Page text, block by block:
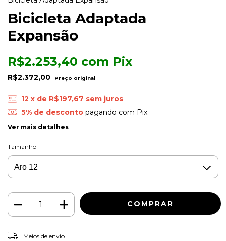
Bicicleta Adaptada
Expansão
R$2.372,00
R$2.253,40 com Pix
12 x de R$197,67 sem juros
5% de descontopagando com Pix
Ver mais detalhes
Tamanho
Entregas para o CEP:
Meios de envio